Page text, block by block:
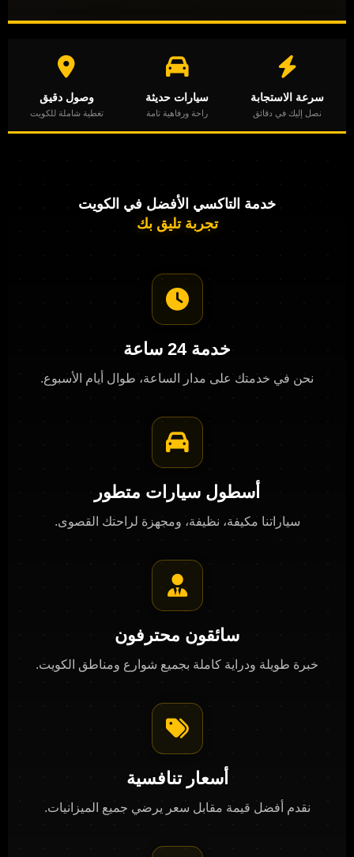
سرعة الاستجابة
نصل إليك في دقائق
سيارات حديثة
راحة ورفاهية تامة
وصول دقيق
تغطية شاملة للكويت
خدمة التاكسي الأفضل في الكويت
تجربة تليق بك
خدمة 24 ساعة
نحن في خدمتك على مدار الساعة، طوال أيام الأسبوع.
أسطول سيارات متطور
سياراتنا مكيفة، نظيفة، ومجهزة لراحتك القصوى.
سائقون محترفون
خبرة طويلة ودراية كاملة بجميع شوارع ومناطق الكويت.
أسعار تنافسية
نقدم أفضل قيمة مقابل سعر يرضي جميع الميزانيات.